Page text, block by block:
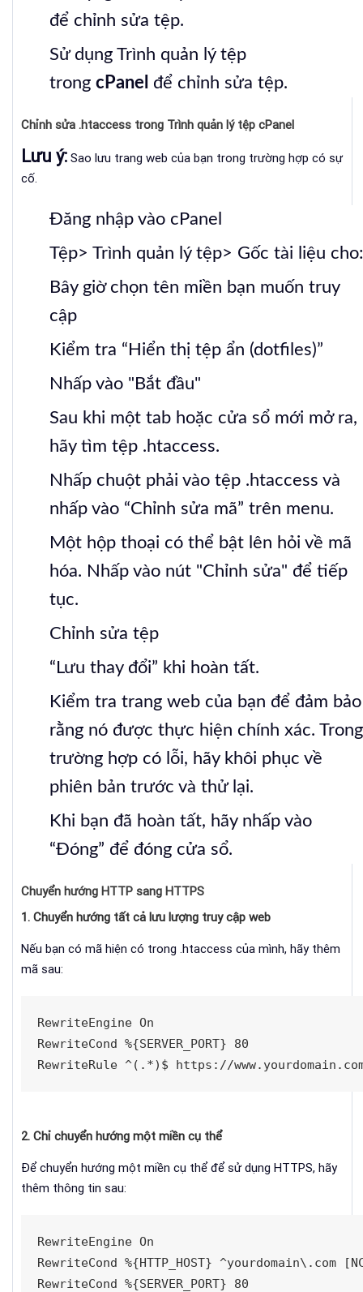
để chỉnh sửa tệp.
Sử dụng Trình quản lý tệp
trongcPanel để chỉnh sửa tệp.
Chỉnh sửa .htaccess trong Trình quản lý tệp cPanel
Lưu ý: Sao lưu trang web của bạn trong trường hợp có sự
cố.
Đăng nhập vào cPanel
Tệp> Trình quản lý tệp> Gốc tài liệu
Bây giờ chọn tên miền bạn muốn truy
cập
Kiểm tra “Hiển thị tệp ẩn (dotfiles)”
Nhấp vào "Bắt đầu"
Sau khi một tab hoặc cửa sổ mới mở ra,
hãy tìm tệp .htaccess.
Nhấp chuột phải vào tệp .htaccess và
nhấp vào “Chỉnh sửa mã” trên menu.
Một hộp thoại có thể bật lên hỏi về mã
hóa. Nhấp vào nút "Chỉnh sửa" để tiếp
tục.
Chỉnh sửa tệp
“Lưu thay đổi” khi hoàn tất.
Kiểm tra trang web của bạn để đảm bảo
rằng nó được thực hiện chính xác.Trong
trường hợp có lỗi, hãy khôi phục về
phiên bản trước và thử lại.
Khi bạn đã hoàn tất, hãy nhấp vào
“Đóng” để đóng cửa sổ.
Chuyển hướng HTTP sang HTTPS
1. Chuyển hướng tất cả lưu lượng truy cập web
Nếu bạn có mã hiện có trong .htaccess của mình, hãy thêm
mã sau:
RewriteEngine On
RewriteCond %{SERVER_PORT} 80
RewriteRule ^(.*)$ https://
2. Chỉ chuyển hướng một miền cụ thể
Để chuyển hướng một miền cụ thể để sử dụng HTTPS, hãy
thêm thông tin sau:
RewriteEngine On
RewriteCond %{HTTP_HOST} ^yourdomain\.com
RewriteCond %{SERVER_PORT} 80